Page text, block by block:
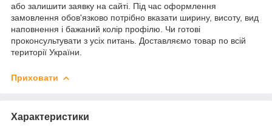
або залишити заявку на сайті. Під час оформлення
замовлення обов'язково потрібно вказати ширину, висоту, вид
наповнення і бажаний колір профілю. Чи готові
проконсультувати з усіх питань. Доставляємо товар по всій
території України.
Приховати
Характеристики